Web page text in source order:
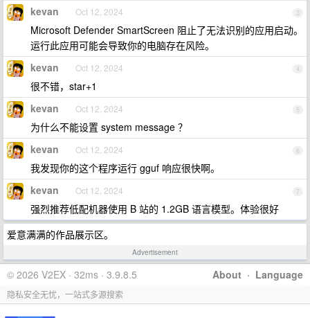
3
kevan Oct 12, 2024
Microsoft Defender SmartScreen 阻止了无法识别的应用启动。
运行此应用可能会导致你的电脑存在风险。
4
kevan Oct 12, 2024
很不错，star+1
5
kevan Oct 12, 2024
为什么不能设置 system message ？
6
kevan Oct 12, 2024
我发现你的这个程序运行 gguf 响应很快啊。
7
kevan Oct 12, 2024
强烈推荐低配机器使用 B 站的 1.2GB 语言模型。体验很好
爱意满满的作品展示区。
Advertisement
About · Language
© 2026 V2EX · 32ms · 3.9.8.5
隐私安全无忧，一站式多源搜索